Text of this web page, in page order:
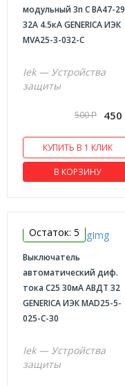
модульный 3п С ВА47-29
32А 4.5кА GENERICA ИЭК
MVA25-3-032-C
Iek — Устройства
защиты
500Р 450
КУПИТЬ В 1 КЛИК
В КОРЗИНУ
Остаток: 5
Выключатель
автоматический диф.
тока C25 30мА АВДТ 32
GENERICA ИЭК MAD25-5-
025-C-30
Iek — Устройства
защиты